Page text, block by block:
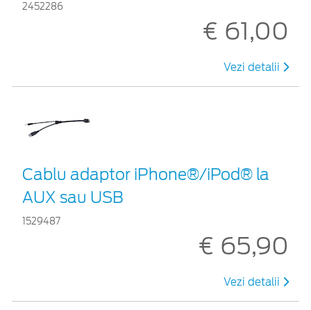
2452286
€ 61,00
Vezi detalii
Cablu adaptor iPhone®/iPod® la
AUX sau USB
1529487
€ 65,90
Vezi detalii